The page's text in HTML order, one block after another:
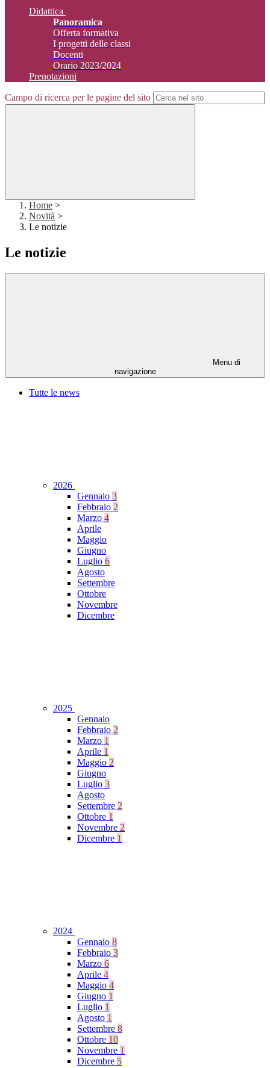
Didattica
Panoramica
Offerta formativa
I progetti delle classi
Docenti
Orario 2023/2024
Prenotazioni
Campo di ricerca per le pagine del sito
Home >
Novità >
Le notizie
Le notizie
Menu di
navigazione
Tutte le news
2026
Gennaio 3
Febbraio 2
Marzo 4
Aprile
Maggio
Giugno
Luglio 6
Agosto
Settembre
Ottobre
Novembre
Dicembre
2025
Gennaio
Febbraio 2
Marzo 1
Aprile 1
Maggio 2
Giugno
Luglio 3
Agosto
Settembre 2
Ottobre 1
Novembre 2
Dicembre 1
2024
Gennaio 8
Febbraio 3
Marzo 6
Aprile 4
Maggio 4
Giugno 1
Luglio 1
Agosto 1
Settembre 8
Ottobre 10
Novembre 1
Dicembre 5